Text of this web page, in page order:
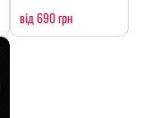
від 690 грн